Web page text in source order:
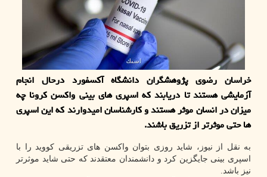
خراسان رضوی پژوهشگران دانشگاه آکسفورد درحال انجام
آزمایشی هستند تا دریابند که اسپری های بینی واکسن کرونا چه
میزان در انسان موثر هستند و کارشناسان امیدوارند که این اسپری
ها حتی موثرتر از تزریق باشند.
به نقل از نیوز، شاید روزی بتوان واکسن های تزریقی کووید را با
اسپری بینی جایگزین کرد و دانشمندان معتقدند که حتی شاید موثرتر
نیز باشد.